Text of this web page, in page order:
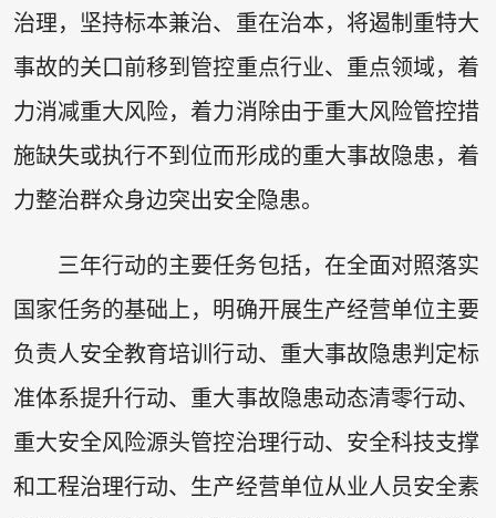
治理，坚持标本兼治、重在治本，将遏制重特大
事故的关口前移到管控重点行业、重点领域，着
力消减重大风险，着力消除由于重大风险管控措
施缺失或执行不到位而形成的重大事故隐患，着
力整治群众身边突出安全隐患。
三年行动的主要任务包括，在全面对照落实
国家任务的基础上，明确开展生产经营单位主要
负责人安全教育培训行动、重大事故隐患判定标
准体系提升行动、重大事故隐患动态清零行动、
重大安全风险源头管控治理行动、安全科技支撑
和工程治理行动、生产经营单位从业人员安全素